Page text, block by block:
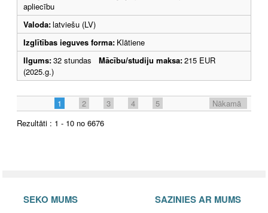
apliecību
Valoda:latviešu (LV)
Izglītības ieguves forma: Klātiene
Ilgums:32 stundas Mācību/studiju maksa:215 EUR
(2025.g.)
1 2 3 4 5
Nākamā
Rezultāti : 1 - 10 no 6676
SEKO MUMS SAZINIES AR MUMS